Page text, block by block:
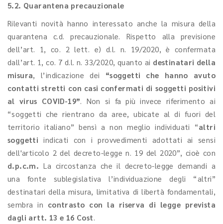
5.2. Quarantena precauzionale
Rilevanti novità hanno interessato anche la misura della
quarantena c.d. precauzionale. Rispetto alla previsione
dell’art. 1, co. 2 lett. e) d.l. n. 19/2020, è confermata
dall’art. 1, co. 7 d.l. n. 33/2020, quanto ai destinatari della
misura, l’indicazione dei “soggetti che hanno avuto
contatti stretti con casi confermati di soggetti positivi
al virus COVID-19”. Non si fa più invece riferimento ai
“soggetti che rientrano da aree, ubicate al di fuori del
territorio italiano” bensì a non meglio individuati “altri
soggetti indicati con i provvedimenti adottati ai sensi
dell'articolo 2 del decreto-legge n. 19 del 2020”, cioè con
d.p.c.m. La circostanza che il decreto-legge demandi a
una fonte sublegislativa l’individuazione degli “altri”
destinatari della misura, limitativa di libertà fondamentali,
sembra in contrasto con la riserva di legge prevista
dagli artt. 13 e 16 Cost.